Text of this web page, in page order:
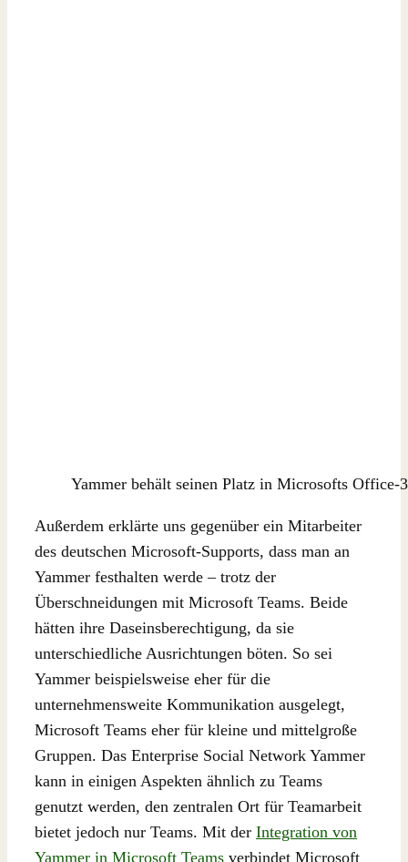
Yammer behält seinen Platz in Microsofts
Außerdem erklärte uns gegenüber ein Mitarbeiter
des deutschen Microsoft-Supports, dass man an
Yammer festhalten werde – trotz der
Überschneidungen mit Microsoft Teams. Beide
hätten ihre Daseinsberechtigung, da sie
unterschiedliche Ausrichtungen böten. So sei
Yammer beispielsweise eher für die
unternehmensweite Kommunikation ausgelegt,
Microsoft Teams eher für kleine und mittelgroße
Gruppen. Das Enterprise Social Network Yammer
kann in einigen Aspekten ähnlich zu Teams
genutzt werden, den zentralen Ort für Teamarbeit
bietet jedoch nur Teams. Mit der Integration von
Yammer in Microsoft Teams verbindet Microsoft